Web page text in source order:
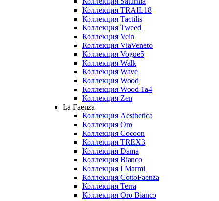
Коллекция TRAIL18
Коллекция Tactilis
Коллекция Tweed
Коллекция Vein
Коллекция ViaVeneto
Коллекция Vogue5
Коллекция Walk
Коллекция Wave
Коллекция Wood
Коллекция Wood 1a4
Коллекция Zen
La Faenza
Коллекция Aesthetica
Коллекция Oro
Коллекция Cocoon
Коллекция TREX3
Коллекция Dama
Коллекция Bianco
Коллекция I Marmi
Коллекция CottoFaenza
Коллекция Terra
Коллекция Oro Bianco